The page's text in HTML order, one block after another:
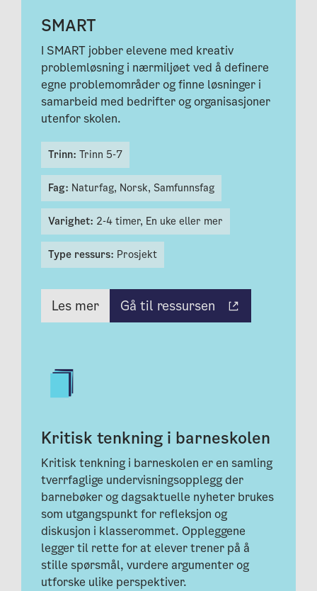
SMART
I SMART jobber elevene med kreativ
problemløsning i nærmiljøet ved å definere
egne problemområder og finne løsninger i
samarbeid med bedrifter og organisasjoner
utenfor skolen.
Trinn: Trinn 5-7
Fag: Naturfag, Norsk, Samfunnsfag
Varighet: 2-4 timer, En uke eller mer
Type ressurs: Prosjekt
Les mer Gå til ressursen
Kritisk tenkning i barneskolen
Kritisk tenkning i barneskolen er en samling
tverrfaglige undervisningsopplegg der
barnebøker og dagsaktuelle nyheter brukes
som utgangspunkt for refleksjon og
diskusjon i klasserommet. Oppleggene
legger til rette for at elever trener på å
stille spørsmål, vurdere argumenter og
utforske ulike perspektiver.